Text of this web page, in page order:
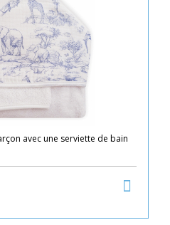
avec une serviette de bain